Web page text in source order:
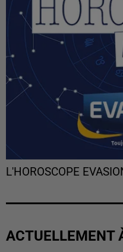
L'HOROSCOPE
ACTUELLEMENT